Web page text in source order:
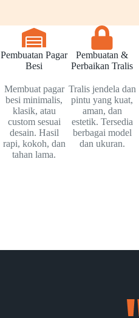
Pembuatan Pagar
Besi
Membuat pagar
besi minimalis,
klasik, atau
custom sesuai
desain. Hasil
rapi, kokoh, dan
tahan lama.
Pembuatan &
Perbaikan Tralis
Tralis jendela dan
pintu yang kuat,
aman, dan
estetik. Tersedia
berbagai model
dan ukuran.